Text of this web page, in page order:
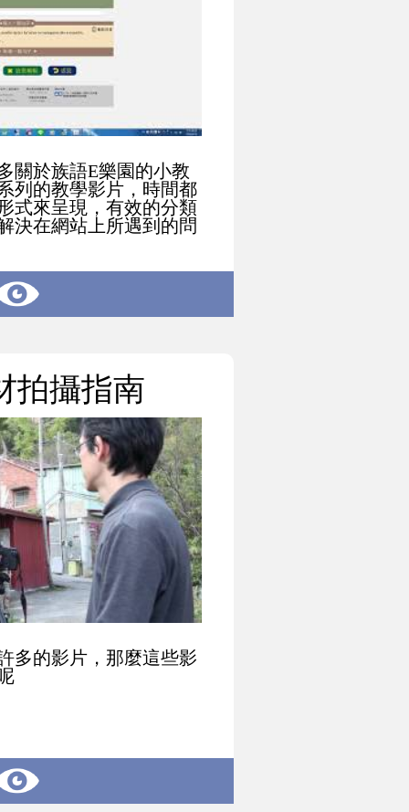
關於族語E樂園的小教
列的教學影片，時間都
式來呈現，有效的分類
決在網站上所遇到的問
拍攝指南
多的影片，那麼這些影